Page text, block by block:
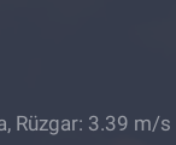
Rüzgar: 3.39 m/s